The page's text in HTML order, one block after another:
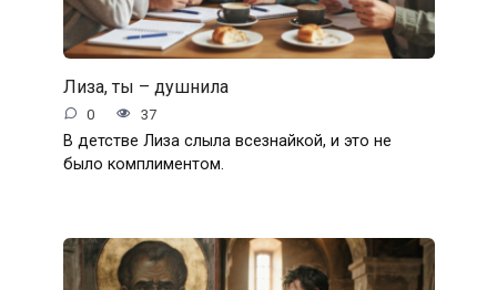
Лиза, ты – душнила
0 37
В детстве Лиза слыла всезнайкой, и это не
было комплиментом.